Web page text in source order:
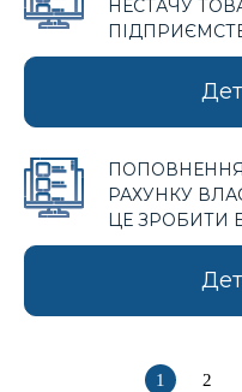
НЕСТАЧУ
РАХУНКУ
ЦЕ ЗРОБИТИ
1 2